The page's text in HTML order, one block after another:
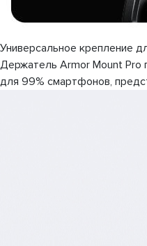
Универсальное крепление
Держатель Armor Mount Pro
для 99% смартфонов,